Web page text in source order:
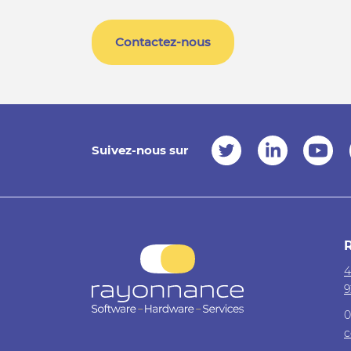
Contactez-nous
Suivez-nous sur